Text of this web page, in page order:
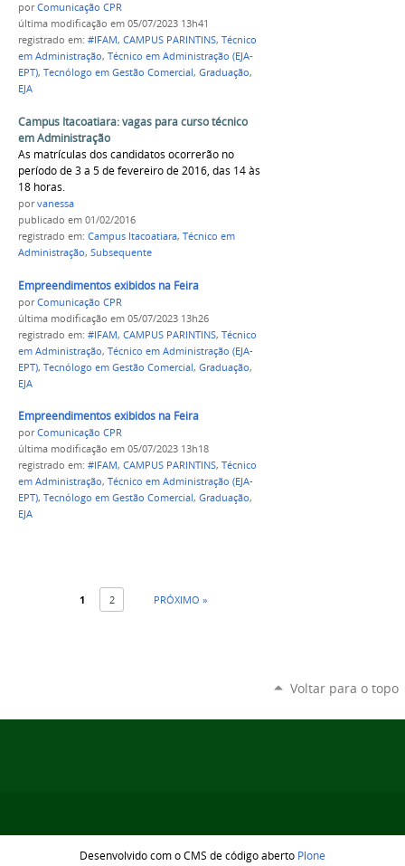
porComunicação CPR
última modificação em 05/07/2023 13h41
registrado em: #IFAM, CAMPUS PARINTINS, Técnico
em Administração, Técnico em Administração (EJA-
EPT), Tecnólogo em Gestão Comercial, Graduação,
EJA
Campus Itacoatiara: vagas para curso técnico
em Administração
As matrículas dos candidatos ocorrerão no
período de 3 a 5 de fevereiro de 2016, das 14 às
18 horas.
porvanessa
publicado em 01/02/2016
registrado em: Campus Itacoatiara, Técnico em
Administração, Subsequente
Empreendimentos exibidos na Feira
porComunicação CPR
última modificação em 05/07/2023 13h26
registrado em: #IFAM, CAMPUS PARINTINS, Técnico
em Administração, Técnico em Administração (EJA-
EPT), Tecnólogo em Gestão Comercial, Graduação,
EJA
Empreendimentos exibidos na Feira
porComunicação CPR
última modificação em 05/07/2023 13h18
registrado em: #IFAM, CAMPUS PARINTINS, Técnico
em Administração, Técnico em Administração (EJA-
EPT), Tecnólogo em Gestão Comercial, Graduação,
EJA
1 2 PRÓXIMO »
Voltar para o topo
Desenvolvido com o CMS de código aberto Plone